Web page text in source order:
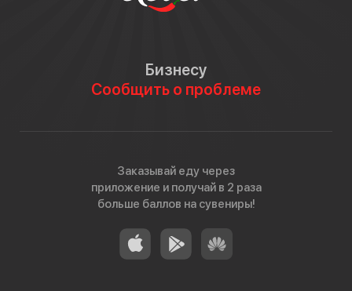
Бизнесу
Сообщить о проблеме
Заказывай еду через
приложение и получай в 2 раза
больше баллов на сувениры!